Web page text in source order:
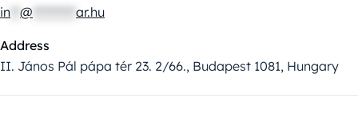
in @ ar.hu
Address
II. János Pál pápa tér 23. 2/66., Budapest 1081, Hungary